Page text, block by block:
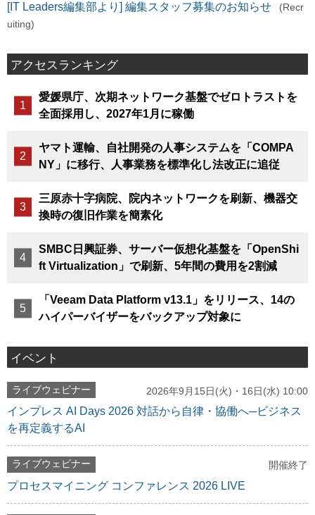
[IT Leaders編集部より] 編集スタッフ募集のお知らせ
(Recr
uiting)
アクセスランキング
愛媛県庁、次期ネットワーク基盤でゼロトラストを
全面採用し、2027年1月に稼働
ヤマト運輸、自社開発の人事システムを「COMPA
NY」に移行、人事業務を標準化し法改正に追従
三原赤十字病院、院内ネットワークを刷新、機器交
換時の復旧作業を簡素化
SMBC日興証券、サーバー仮想化基盤を「OpenShi
ft Virtualization」で刷新、5年間の費用を2割減
「Veeam Data Platform v13.1」をリリース、14の
ハイパーバイザーをバックアップ対象に
イベント
ライブウェビナー 2026年9月15日(火)・16日(水) 10:00
インプレス AI Days 2026 対話から自律・協働へ─ビジネス
を再定義するAI
ライブウェビナー 開催終了
プロセスマイニング コンファレンス 2026 LIVE